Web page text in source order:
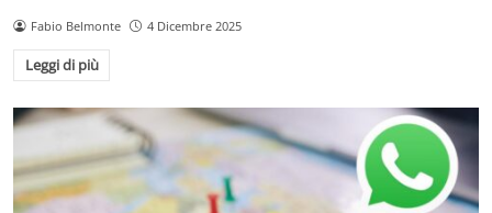
Fabio Belmonte 4 Dicembre 2025
Leggi di più